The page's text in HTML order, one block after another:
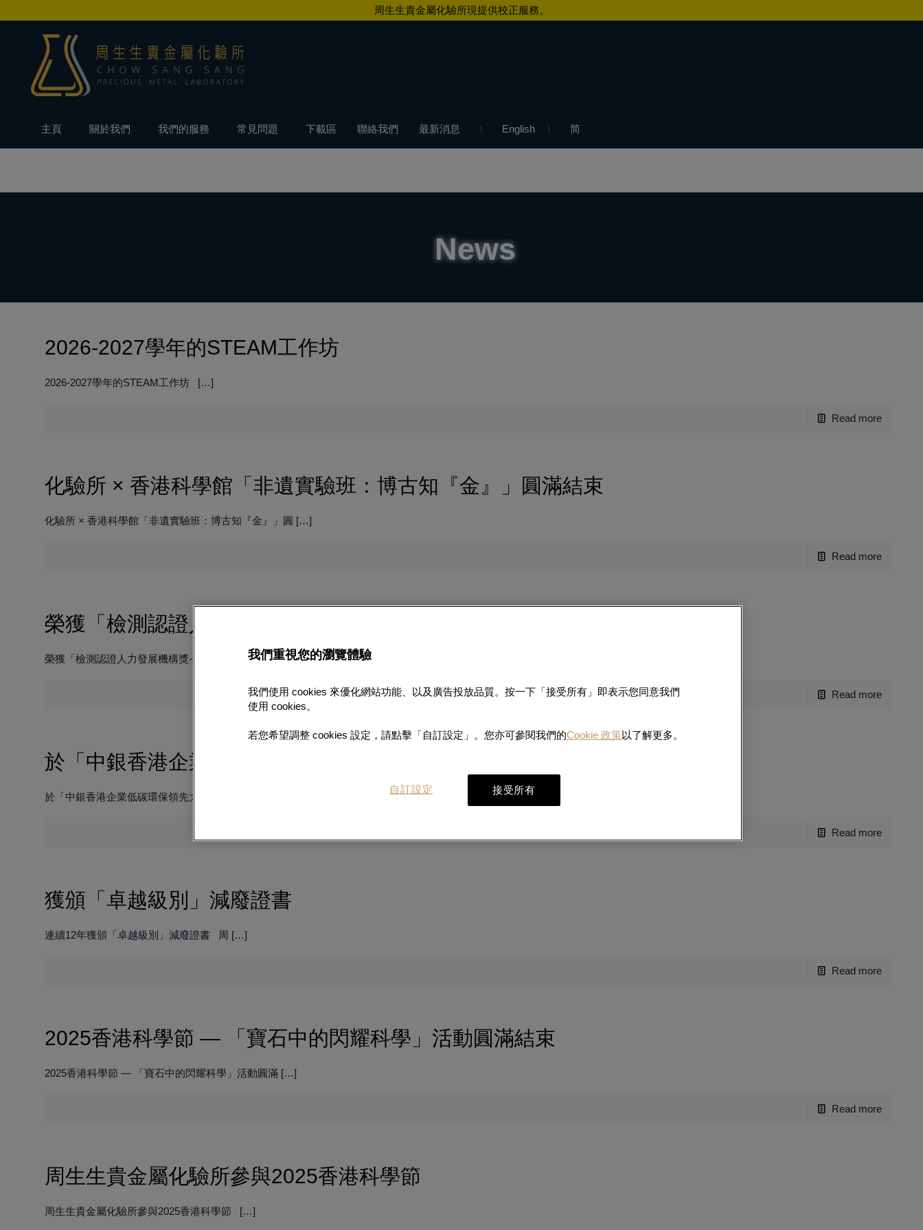
周生生貴金屬化驗所現提供校正服務。
主頁 關於我們 我們的服務 常見問題 下載區 聯絡我們 最新消息 English 简
News
2026-2027學年的STEAM工作坊
2026-2027學年的STEAM工作坊 […]
Read more
化驗所 × 香港科學館「非遺實驗班：博古知『金』」圓滿結束
化驗所 × 香港科學館「非遺實驗班：博古知『金』」圓 […]
Read more
榮獲「檢測認證人力發展機構獎-鉑金獎」
榮獲「檢測認證人力發展機構獎-鉑金獎」 […]
Read more
於「中銀香港企業低碳環保領先大獎2024」中獲嘉許為「環保傑出伙伴」
於「中銀香港企業低碳環保領先大獎2024」中獲嘉許為
Read more
獲頒「卓越級別」減廢證書
連續12年獲頒「卓越級別」減廢證書 周 […]
Read more
2025香港科學節 — 「寶石中的閃耀科學」活動圓滿結束
2025香港科學節 — 「寶石中的閃耀科學」活動圓滿[…]
Read more
周生生貴金屬化驗所參與2025香港科學節
周生生貴金屬化驗所參與2025香港科學節 […]
我們重視您的瀏覽體驗
我們使用 cookies 來優化網站功能、以及廣告投放品質。按一下「接受所有」即表示您同意我們
使用 cookies。
若您希望調整 cookies 設定，請點擊「自訂設定」。您亦可參閱我們的Cookie 政策以了解更多。
接受所有
自訂設定